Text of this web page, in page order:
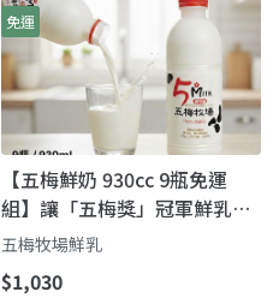
免運
【五梅鮮奶 930cc 9瓶免運
組】讓「五梅獎」冠軍鮮乳，
成為您全家人的日常！
五梅牧場鮮乳
$1,030